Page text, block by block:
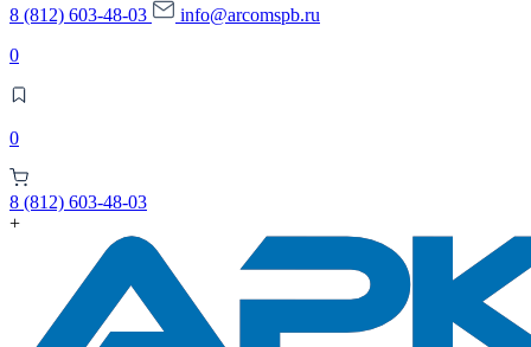
8 (812) 603-48-03
info@arcomspb.ru
0
0
8 (812) 603-48-03
+